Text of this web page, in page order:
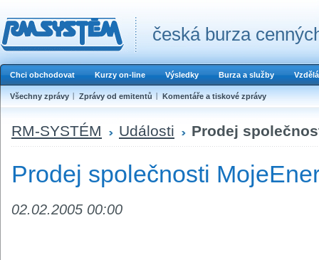
česká burza
Chci obchodovat Kurzy on-line Výsledky Burza a služby
Všechny zprávy Zprávy od emitentů Komentáře a tiskové zprávy
RM-SYSTÉM Události Prodej
Prodej společnosti
02.02.2005 00:00